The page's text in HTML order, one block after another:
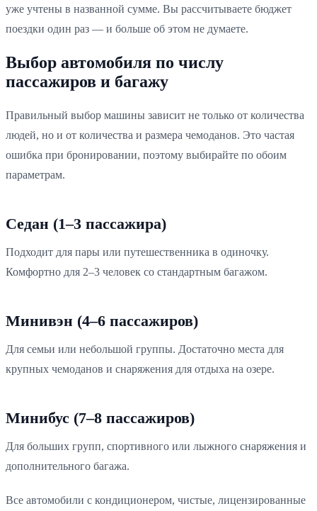
уже учтены в названной сумме. Вы рассчитываете бюджет
поездки один раз — и больше об этом не думаете.
Выбор автомобиля по числу
пассажиров и багажу
Правильный выбор машины зависит не только от количества
людей, но и от количества и размера чемоданов. Это частая
ошибка при бронировании, поэтому выбирайте по обоим
параметрам.
Седан (1–3 пассажира)
Подходит для пары или путешественника в одиночку.
Комфортно для 2–3 человек со стандартным багажом.
Минивэн (4–6 пассажиров)
Для семьи или небольшой группы. Достаточно места для
крупных чемоданов и снаряжения для отдыха на озере.
Минибус (7–8 пассажиров)
Для больших групп, спортивного или лыжного снаряжения и
дополнительного багажа.
Все автомобили с кондиционером, чистые, лицензированные